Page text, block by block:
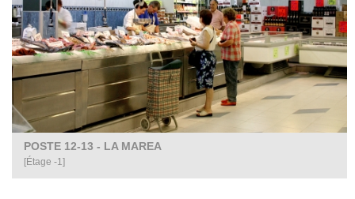
POSTE 12-13 - LA MAREA
[Étage -1]